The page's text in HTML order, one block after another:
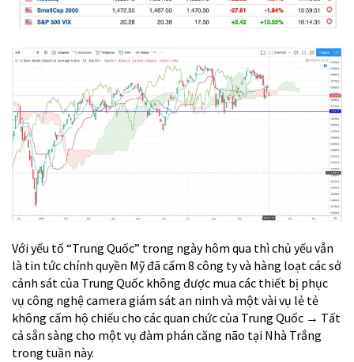
Với yếu tố “Trung Quốc” trong ngày hôm qua thì chủ yếu vẫn
là tin tức chính quyền Mỹ đã cấm 8 công ty và hàng loạt các sở
cảnh sát của Trung Quốc không được mua các thiết bị phục
vụ công nghệ camera giám sát an ninh và một vài vụ lẻ tẻ
không cấm hộ chiếu cho các quan chức của Trung Quốc → Tất
cả sẵn sàng cho một vụ đàm phán căng não tại Nhà Trắng
trong tuần này.